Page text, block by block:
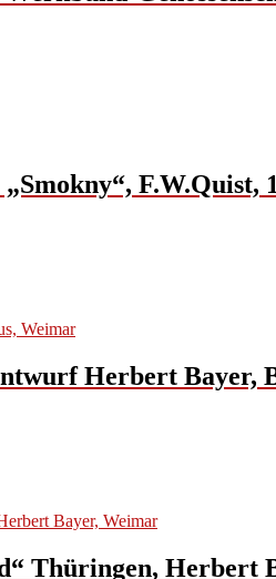
F.W.Quist,
Herbert Bayer,
Thüringen, Herbert